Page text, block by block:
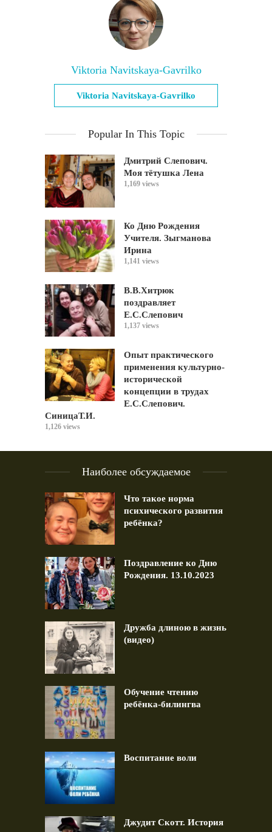
Viktoria Navitskaya-Gavrilko
Viktoria Navitskaya-Gavrilko
Popular In This Topic
Дмитрий Слепович.
Моя тётушка Лена
1,169 views
Ко Дню Рождения
Учителя. Зыгманова
Ирина
1,141 views
В.В.Хитрюк
поздравляет
Е.С.Слепович
1,137 views
Опыт практического
применения культурно-
исторической
концепции в трудах
Е.С.Слепович.
СиницаТ.И.
1,126 views
Наиболее обсуждаемое
Что такое норма
психического развития
ребёнка?
Поздравление ко Дню
Рождения. 13.10.2023
Дружба длиною в жизнь
(видео)
Обучение чтению
ребёнка-билингва
Воспитание воли
Джудит Скотт. История